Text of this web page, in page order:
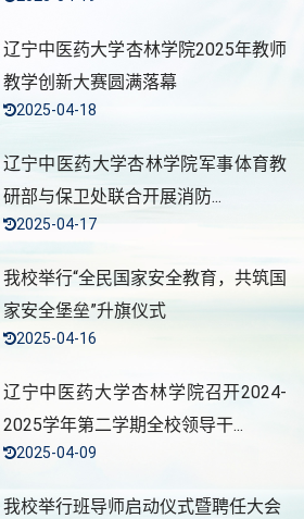
辽宁中医药大学杏林学院2025年教师
教学创新大赛圆满落幕
2025-04-18
辽宁中医药大学杏林学院军事体育教
研部与保卫处联合开展消防...
2025-04-17
我校举行“全民国家安全教育，共筑国
家安全堡垒”升旗仪式
2025-04-16
辽宁中医药大学杏林学院召开2024-
2025学年第二学期全校领导干...
2025-04-09
我校举行班导师启动仪式暨聘任大会